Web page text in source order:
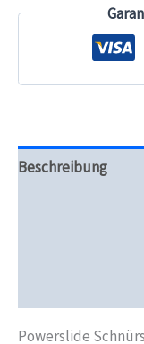
Beschreibung
Powerslide